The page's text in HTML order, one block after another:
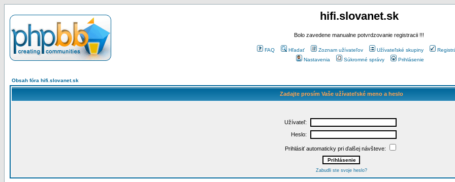
hifi.slovanet.sk
Bolo zavedene manualne potvrdzovanie registracii !!!
FAQ Hľadať Zoznam užívateľov Užívateľské skupiny
Nastavenia
Súkromné správy Prihlásenie
Obsah fóra hifi.slovanet.sk
Zadajte prosím Vaše užívateľské meno a heslo
Užívateľ:
Heslo:
Prihlásiť automaticky pri ďalšej návšteve:
Zabudli ste svoje heslo?